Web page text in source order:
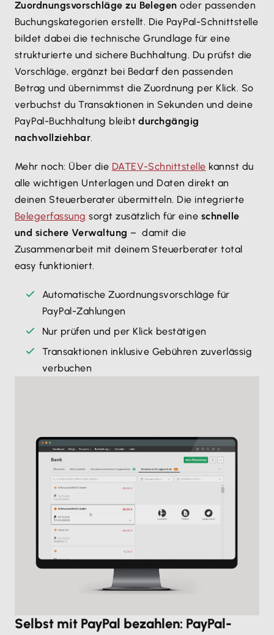
Zuordnungsvorschläge zu Belegen oder passenden
Buchungskategorien erstellt. Die PayPal-Schnittstelle
bildet dabei die technische Grundlage für eine
strukturierte und sichere Buchhaltung. Du prüfst die
Vorschläge, ergänzt bei Bedarf den passenden
Betrag und übernimmst die Zuordnung per Klick. So
verbuchst du Transaktionen in Sekunden und deine
PayPal-Buchhaltung bleibtdurchgängig
nachvollziehbar.
Mehr noch: Über die DATEV-Schnittstelle kannst du
alle wichtigen Unterlagen und Daten direkt an
deinen Steuerberater übermitteln. Die integrierte
Belegerfassung sorgt zusätzlich für eine schnelle
und sichere Verwaltung – damit die
Zusammenarbeit mit deinem Steuerberater total
easy funktioniert.
Automatische Zuordnungsvorschläge für
PayPal-Zahlungen
Nur prüfen und per Klick bestätigen
Transaktionen inklusive Gebühren zuverlässig
verbuchen
Selbst mit PayPal bezahlen: PayPal-